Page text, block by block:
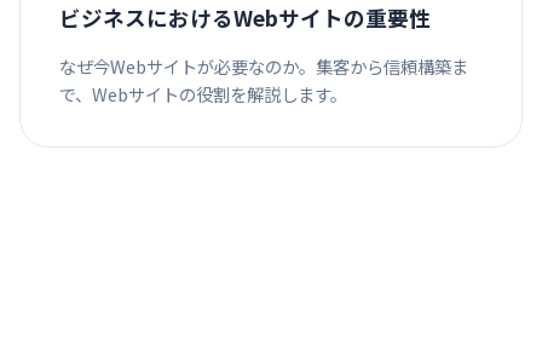
ビジネスにおけるWebサイトの重要性
なぜ今Webサイトが必要なのか。集客から信頼構築ま
で、Webサイトの役割を解説します。